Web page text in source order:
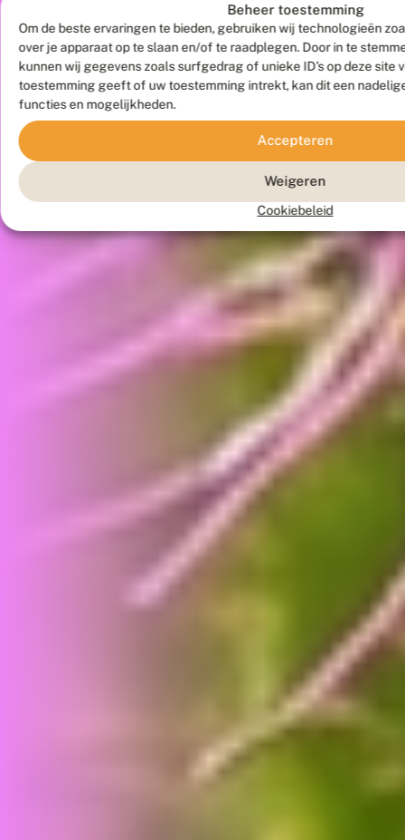
Beheer toestemming
Om de beste ervaringen te bieden, gebruiken wij technologieën
over je apparaat op te slaan en/of te raadplegen. Door in te
kunnen wij gegevens zoals surfgedrag of unieke ID's op deze site
toestemming geeft of uw toestemming intrekt, kan dit een
functies en mogelijkheden.
Accepteren
Weigeren
Cookiebeleid